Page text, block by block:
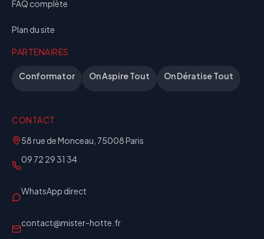
FAQ complète
Plan du site
PARTENAIRES
Conformator On Aspire Tout On Dératise Tout
CONTACT
58 rue de Monceau, 75008 Paris
09 72 29 31 34
WhatsApp direct
contact@mister-hotte.fr